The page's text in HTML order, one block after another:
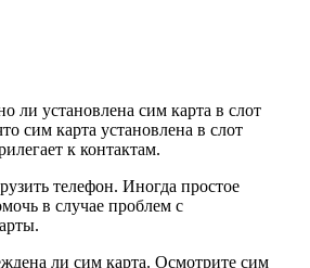
ли установлена сим карта в слот
сим карта установлена в слот
к контактам.
телефон. Иногда простое
в случае проблем с
ли сим карта. Осмотрите сим